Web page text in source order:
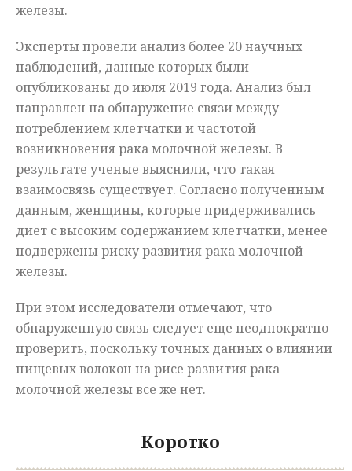
железы.
Эксперты провели анализ более 20 научных
наблюдений, данные которых были
опубликованы до июля 2019 года. Анализ был
направлен на обнаружение связи между
потреблением клетчатки и частотой
возникновения рака молочной железы. В
результате ученые выяснили, что такая
взаимосвязь существует. Согласно полученным
данным, женщины, которые придерживались
диет с высоким содержанием клетчатки, менее
подвержены риску развития рака молочной
железы.
При этом исследователи отмечают, что
обнаруженную связь следует еще неоднократно
проверить, поскольку точных данных о влиянии
пищевых волокон на рисе развития рака
молочной железы все же нет.
Коротко